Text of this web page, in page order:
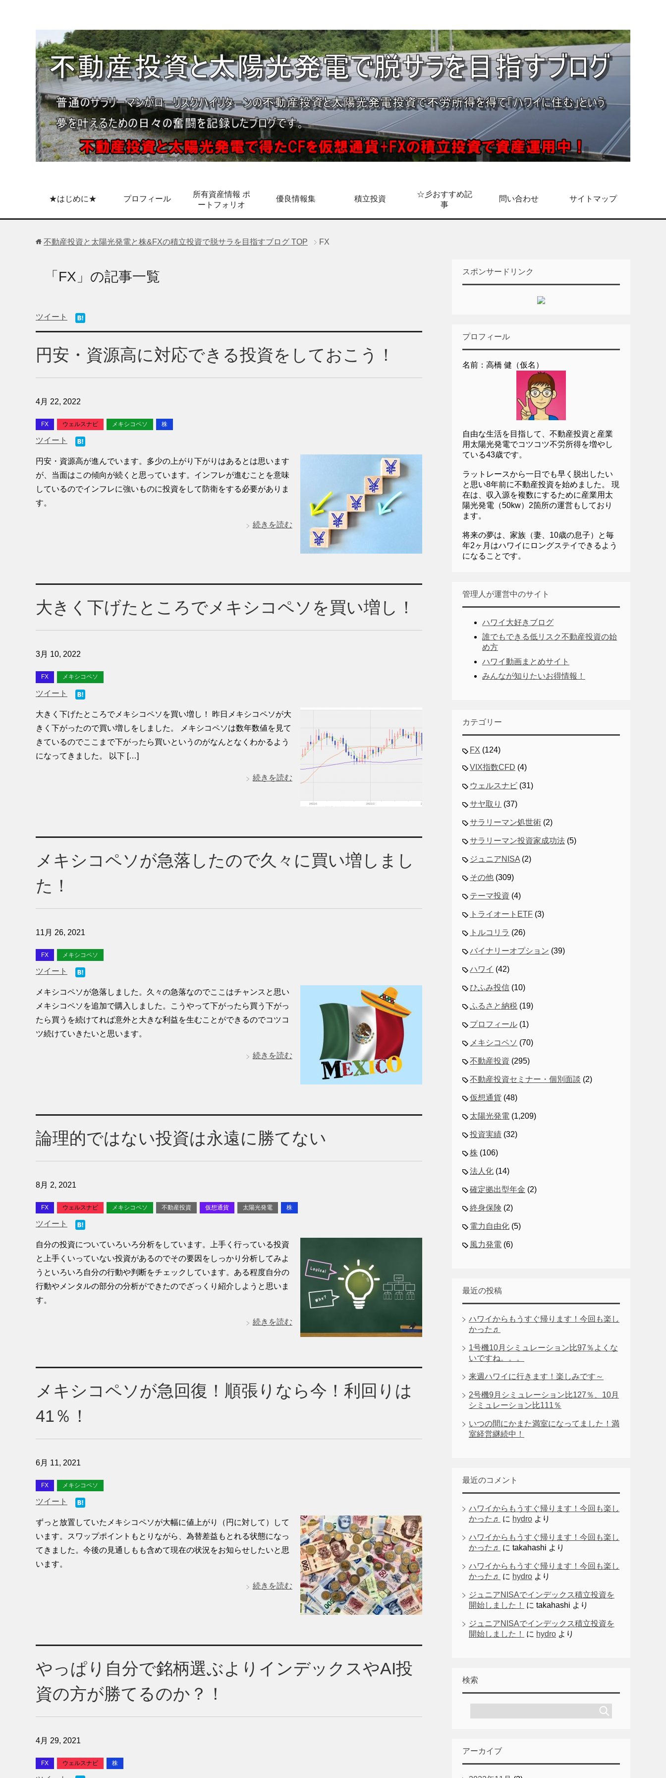
★はじめに★ プロフィール
所有資産情報 ポ
ートフォリオ
優良情報集 積立投資
☆彡おすすめ記
事
問い合わせ サイトマップ
不動産投資と太陽光発電と株&FXの積立投資で脱サラを目指すブログ TOP FX
「FX」の記事一覧
ツイート
円安・資源高に対応できる投資をしておこう！
4月 22, 2022
FX ウェルスナビ メキシコペソ 株
ツイート
円安・資源高が進んでいます。多少の上がり下がりはあるとは思います
が、当面はこの傾向が続くと思っています。インフレが進むことを意味
しているのでインフレに強いものに投資をして防衛をする必要がありま
す。
続きを読む
大きく下げたところでメキシコペソを買い増し！
3月 10, 2022
FX メキシコペソ
ツイート
大きく下げたところでメキシコペソを買い増し！ 昨日メキシコペソが大
きく下がったので買い増しをしました。 メキシコペソは数年数値を見て
きているのでここまで下がったら買いというのがなんとなくわかるよう
になってきました。 以下 […]
続きを読む
メキシコペソが急落したので久々に買い増しまし
た！
11月 26, 2021
FX メキシコペソ
ツイート
メキシコペソが急落しました。久々の急落なのでここはチャンスと思い
メキシコペソを追加で購入しました。こうやって下がったら買う下がっ
たら買うを続けてれば意外と大きな利益を生むことができるのでコツコ
ツ続けていきたいと思います。
続きを読む
論理的ではない投資は永遠に勝てない
8月 2, 2021
FX ウェルスナビ メキシコペソ 不動産投資 仮想通貨 太陽光発電 株
ツイート
自分の投資についていろいろ分析をしています。上手く行っている投資
と上手くいっていない投資があるのでその要因をしっかり分析してみよ
うといろいろ自分の行動や判断をチェックしています。ある程度自分の
行動やメンタルの部分の分析ができたのでざっくり紹介しようと思いま
す。
続きを読む
メキシコペソが急回復！順張りなら今！利回りは
41％！
6月 11, 2021
FX メキシコペソ
ツイート
ずっと放置していたメキシコペソが大幅に値上がり（円に対して）して
います。スワップポイントもとりながら、為替差益もとれる状態になっ
てきました。今後の見通しもも含めて現在の状況をお知らせしたいと思
います。
続きを読む
やっぱり自分で銘柄選ぶよりインデックスやAI投
資の方が勝てるのか？！
4月 29, 2021
FX ウェルスナビ 株
スポンサードリンク
プロフィール
名前：高橋 健（仮名）
自由な生活を目指して、不動産投資と産業
用太陽光発電でコツコツ不労所得を増やし
ている43歳です。
ラットレースから一日でも早く脱出したい
と思い8年前に不動産投資を始めました。 現
在は、収入源を複数にするために産業用太
陽光発電（50kw）2箇所の運営もしており
ます。
将来の夢は、家族（妻、10歳の息子）と毎
年2ヶ月はハワイにロングステイできるよう
になることです。
管理人が運営中のサイト
ハワイ大好きブログ
誰でもできる低リスク不動産投資の始
め方
ハワイ動画まとめサイト
みんなが知りたいお得情報！
カテゴリー
FX (124)
VIX指数CFD (4)
ウェルスナビ (31)
サヤ取り (37)
サラリーマン処世術 (2)
サラリーマン投資家成功法 (5)
ジュニアNISA (2)
その他 (309)
テーマ投資 (4)
トライオートETF (3)
トルコリラ (26)
バイナリーオプション (39)
ハワイ (42)
ひふみ投信 (10)
ふるさと納税 (19)
プロフィール (1)
メキシコペソ (70)
不動産投資 (295)
不動産投資セミナー・個別面談 (2)
仮想通貨 (48)
太陽光発電 (1,209)
投資実績 (32)
株 (106)
法人化 (14)
確定拠出型年金 (2)
終身保険 (2)
電力自由化 (5)
風力発電 (6)
最近の投稿
ハワイからもうすぐ帰ります！今回も楽し
かった♬
1号機10月シミュレーション比97％よくな
いですね。。。
来週ハワイに行きます！楽しみです～
2号機9月シミュレーション比127％、10月
シミュレーション比111％
いつの間にかまた満室になってました！満
室経営継続中！
最近のコメント
ハワイからもうすぐ帰ります！今回も楽し
かった♬
に hydro より
ハワイからもうすぐ帰ります！今回も楽し
かった♬
に takahashi より
ハワイからもうすぐ帰ります！今回も楽し
かった♬
に hydro より
ジュニアNISAでインデックス積立投資を
開始しました！
に takahashi より
ジュニアNISAでインデックス積立投資を
開始しました！
に hydro より
検索
アーカイブ